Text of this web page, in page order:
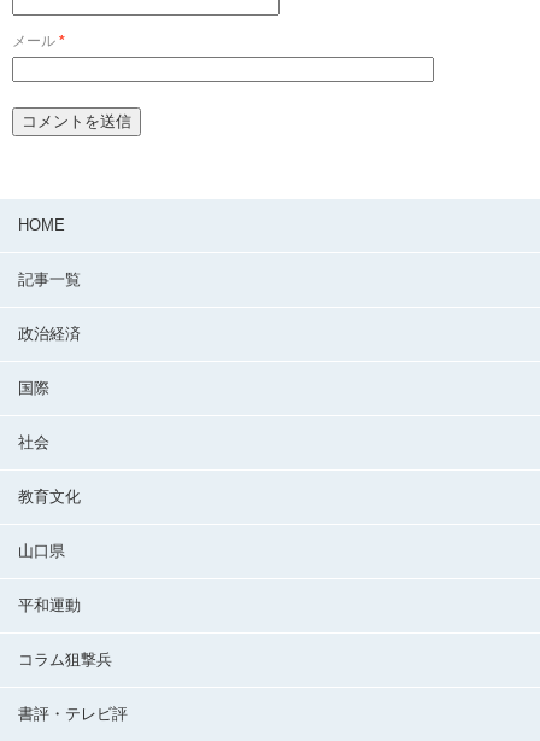
メール *
HOME
記事一覧
政治経済
国際
社会
教育文化
山口県
平和運動
コラム狙撃兵
書評・テレビ評